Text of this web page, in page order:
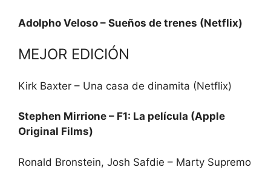
Adolpho Veloso – Sueños de trenes (Netflix)
MEJOR EDICIÓN
Kirk Baxter – Una casa de dinamita (Netflix)
Stephen Mirrione – F1: La película (Apple
Original Films)
Ronald Bronstein, Josh Safdie – Marty Supremo